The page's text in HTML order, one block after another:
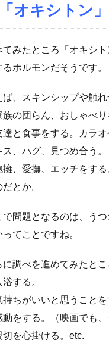
「オキシトン
てみたところ「オキシ
るホルモンだそうです。
ば、スキンシップや触れ
族の団らん、おしゃべり
達と食事をする。カラオ
ス、ハグ、見つめ合う。
擁、愛撫、エッチをす
とか。
で問題となるのは、う
ってことですね。
に調べを進めてみたと
浴する。
持ちがいいと思うこと
動をする。（映画でも
切を心掛ける。etc.